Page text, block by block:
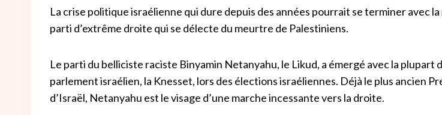
La crise politique israélienne qui dure depuis des années pourrait se terminer avec la
parti d’extrême droite qui se délecte du meurtre de Palestiniens.
Le parti du belliciste raciste Binyamin Netanyahu, le Likud, a émergé avec la plupart
parlement israélien, la Knesset, lors des élections israéliennes. Déjà le plus ancien
d’Israël, Netanyahu est le visage d’une marche incessante vers la droite.